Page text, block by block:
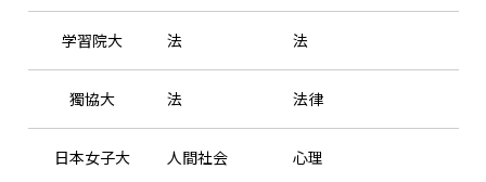
学習院大 法 法
獨協大 法 法律
日本女子大 人間社会 心理